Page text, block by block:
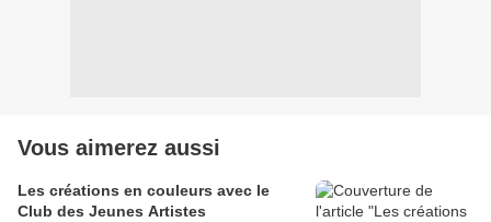
Vous aimerez aussi
Les créations en couleurs avec le
Club des Jeunes Artistes